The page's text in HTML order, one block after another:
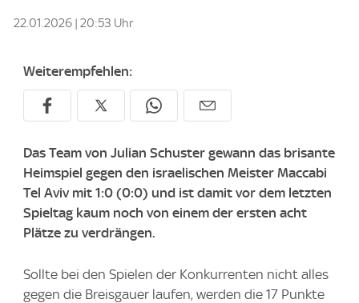
22.01.2026 | 20:53 Uhr
Weiterempfehlen:
Das Team von Julian Schuster gewann das brisante
Heimspiel gegen den israelischen Meister Maccabi
Tel Aviv mit 1:0 (0:0) und ist damit vor dem letzten
Spieltag kaum noch von einem der ersten acht
Plätze zu verdrängen.
Sollte bei den Spielen der Konkurrenten nicht alles
gegen die Breisgauer laufen, werden die 17 Punkte